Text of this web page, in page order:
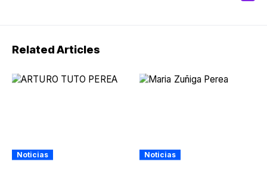
Related Articles
Noticias Noticias